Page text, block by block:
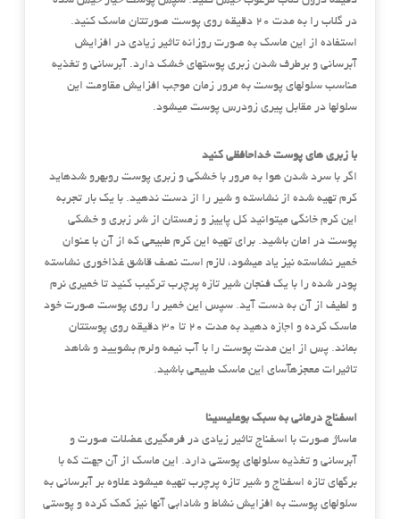
در گلاب را به مدت 20 دقیقه روی پوست صورتتان ماسک کنید.
استفاده از این ماسک به صورت روزانه تاثیر زیادی در افزایش
آبرسانی و برطرف شدن زبری پوستهای خشک دارد. آبرسانی و تغذیه
مناسب سلولهای پوست به مرور زمان موجب افزایش مقاومت این
سلولها در مقابل پیری زودرس پوست میشود.
با زبری های پوست خداحافظی کنید
اگر با سرد شدن هوا به مرور با خشکی و زبری پوست روبهرو شدهاید
کرم تهیه شده از نشاسته و شیر را از دست ندهید. با یک بار تجربه
این کرم خانگی میتوانید کل پاییز و زمستان از شر زبری و خشکی
پوست در امان باشید. برای تهیه این کرم طبیعی که از آن با عنوان
خمیر نشاسته نیز یاد میشود، لازم است نصف قاشق غذاخوری نشاسته
پودر شده را با یک فنجان شیر تازه پرچرب ترکیب کنید تا خمیری نرم
و لطیف از آن به دست آید. سپس این خمیر را روی پوست صورت خود
ماسک کرده و اجازه دهید به مدت 20 تا 30 دقیقه روی پوستتان
بماند. پس از این مدت پوست را با آب نیمه ولرم بشویید و شاهد
تاثیرات معجزهآسای این ماسک طبیعی باشید.
اسفناج درمانی به سبک بوعلیسینا
ماساژ صورت با اسفناج تاثیر زیادی در فرمگیری عضلات صورت و
آبرسانی و تغذیه سلولهای پوستی دارد. این ماسک از آن جهت که با
برگهای تازه اسفناج و شیر تازه پرچرب تهیه میشود علاوه بر آبرسانی به
سلولهای پوست به افزایش نشاط و شادابی آنها نیز کمک کرده و پوستی